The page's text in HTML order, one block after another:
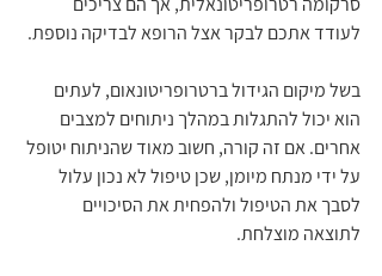
לעודד אתכם לבקר אצל הרופא לבדיקה נוספת.
בשל מיקום הגידול ברטרופריטונאום, לעתים
הוא יכול להתגלות במהלך ניתוחים למצבים
אחרים. אם זה קורה, חשוב מאוד שהניתוח יטופל
על ידי מנתח מיומן, שכן טיפול לא נכון עלול
לסבך את הטיפול ולהפחית את הסיכויים
לתוצאה מוצלחת.